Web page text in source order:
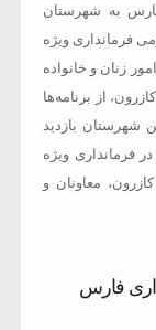
به شهرستان
فرمانداری ویژه
زنان و خانواده
از برنامه‌ها
شهرستان بازدید
فرمانداری ویژه
معاونان و
فارس